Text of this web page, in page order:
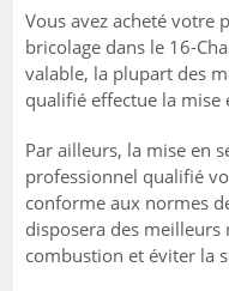
Vous avez acheté votre
bricolage dans le 16-
valable, la plupart des
qualifié effectue la mise
Par ailleurs, la mise en
professionnel qualifié
conforme aux normes
disposera des
combustion et éviter la